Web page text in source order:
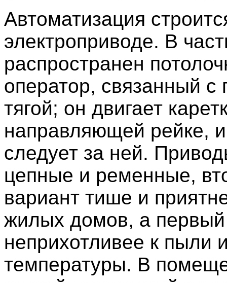
Автоматизация
электроприводе. В
распространен
оператор, связанный с
тягой; он двигает
направляющей рейке,
следует за ней.
цепные и ременные,
вариант тише и
жилых домов, а первый
неприхотливее к пыли
температуры. В